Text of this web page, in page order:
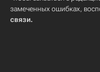
замеченных ошибках,
связи.